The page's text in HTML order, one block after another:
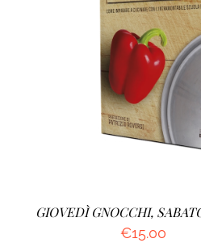
AGGIUNGI AL
GIOVEDÌ GNOCCHI,
€15.00